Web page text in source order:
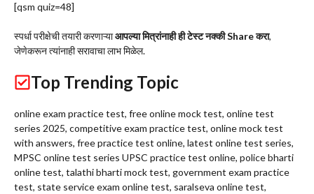
[qsm quiz=48]
स्पर्धा परीक्षेची तयारी करणाऱ्याआपल्या मित्रांनाही ही टेस्ट नक्की Share करा,
जेणेकरून त्यांनाही सरावाचा लाभ मिळेल.
Top Trending Topic
online exam practice test, free online mock test, online test
series 2025, competitive exam practice test, online mock test
with answers, free practice test online, latest online test series,
MPSC online test series UPSC practice test online, police bharti
online test, talathi bharti mock test, government exam practice
test, state service exam online test, saralseva online test,